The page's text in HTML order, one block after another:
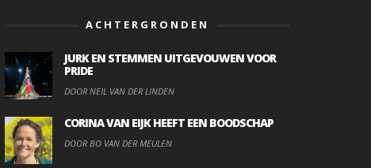
ACHTERGRONDEN
JURK EN STEMMEN UITGEVOUWEN VOOR
PRIDE
DOOR NEIL VAN DER LINDEN
CORINA VAN EIJK HEEFT EEN BOODSCHAP
DOOR BO VAN DER MEULEN